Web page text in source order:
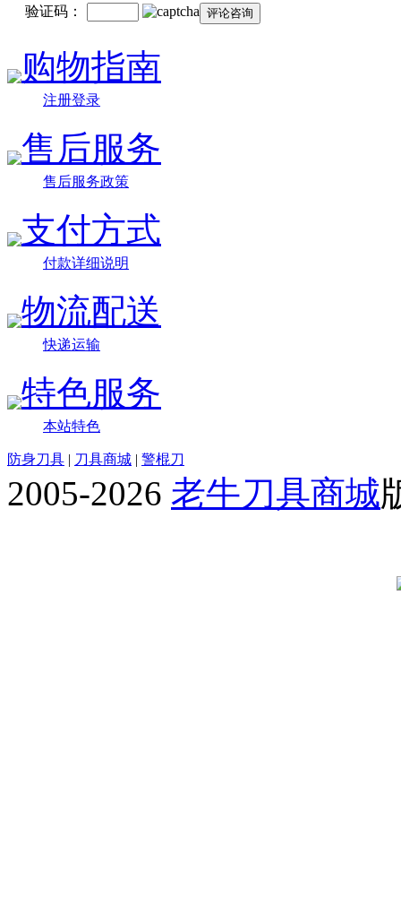
验证码：
购物指南
注册登录
售后服务
售后服务政策
支付方式
付款详细说明
物流配送
快递运输
特色服务
本站特色
防身刀具 | 刀具商城 | 警棍刀
2005-2026 老牛刀具商城